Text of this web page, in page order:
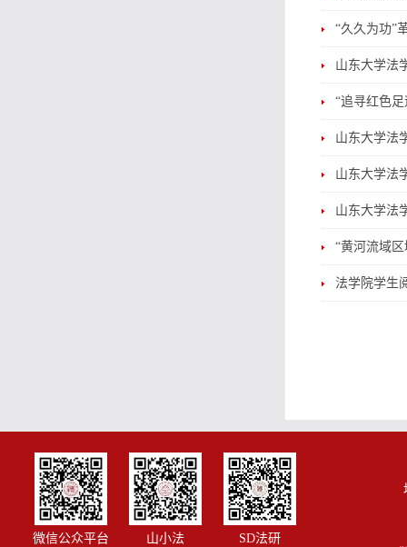
“久久为功”
山东大学法
“追寻红色
山东大学法
山东大学法
山东大学法
“黄河流域
法学院学生
微信公众平台 山小法 SD法研